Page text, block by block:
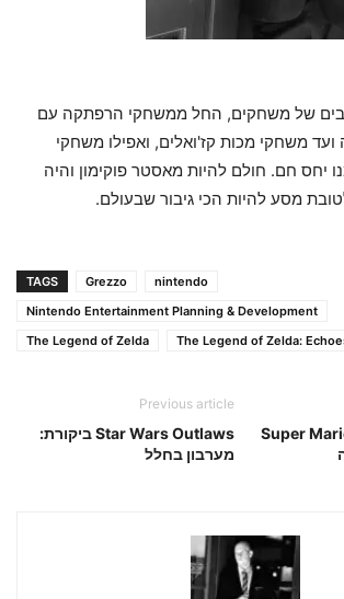
של משחקים, החל ממשחקי הרפתקה עם
ועד משחקי מכות קז'ואלים, ואפילו משחקי
יחס חם. חולם להיות מאסטר פוקימון והיה
מסע להיות הכי גיבור שבעולם.
TAGS Grezzo
nintendo
Nintendo Entertainment Planning & Development
The Legend of Zelda
The Legend of Zelda:
Previous article
Star Wars Outlaws ביקורת:
מערבון בחלל
Super